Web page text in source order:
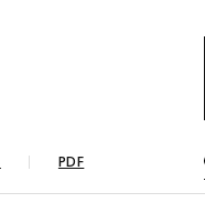
PDF